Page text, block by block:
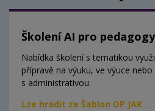
Školení AI pro pedagogy
Nabídka školení s tematikou
přípravě na výuku, ve výuce
s administrativou.
Lze hradit ze Šablon OP JAK